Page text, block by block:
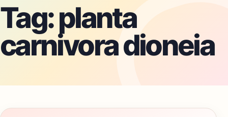
Tag:planta
carnivora dioneia